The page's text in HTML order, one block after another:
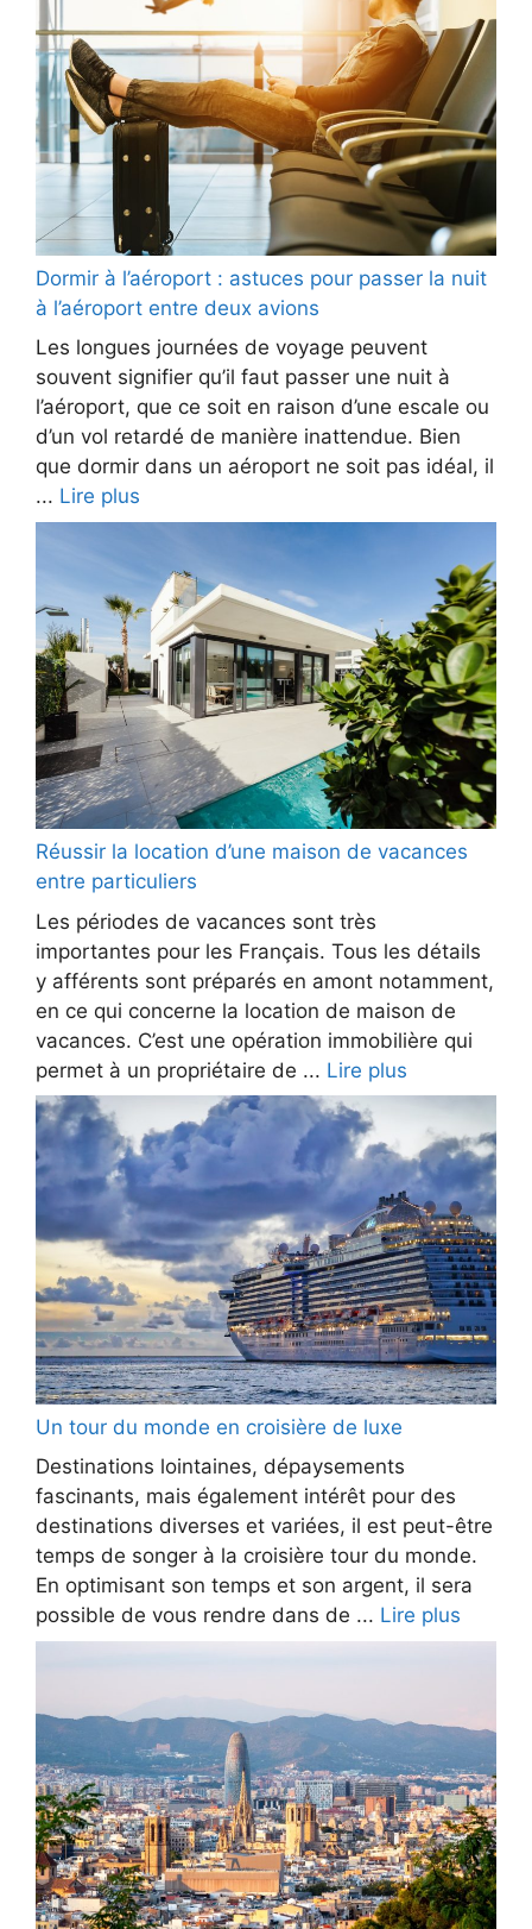
Dormir à l’aéroport : astuces pour passer la nuit
à l’aéroport entre deux avions
Les longues journées de voyage peuvent
souvent signifier qu’il faut passer une nuit à
l’aéroport, que ce soit en raison d’une escale ou
d’un vol retardé de manière inattendue. Bien
que dormir dans un aéroport ne soit pas idéal, il
... Lire plus
Réussir la location d’une maison de vacances
entre particuliers
Les périodes de vacances sont très
importantes pour les Français. Tous les détails
y afférents sont préparés en amont notamment,
en ce qui concerne la location de maison de
vacances. C’est une opération immobilière qui
permet à un propriétaire de ... Lire plus
Un tour du monde en croisière de luxe
Destinations lointaines, dépaysements
fascinants, mais également intérêt pour des
destinations diverses et variées, il est peut-être
temps de songer à la croisière tour du monde.
En optimisant son temps et son argent, il sera
possible de vous rendre dans de ... Lire plus